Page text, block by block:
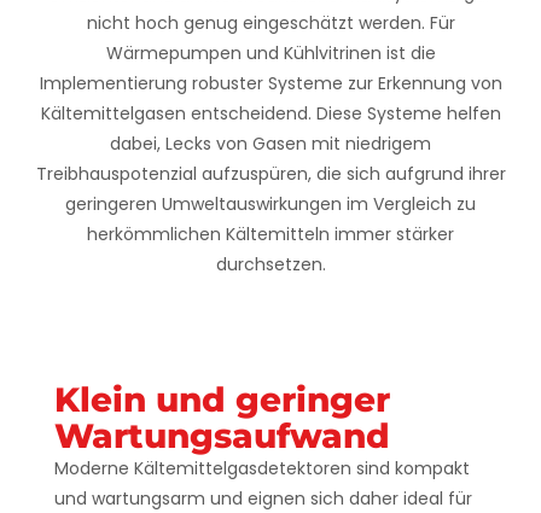
nicht hoch genug eingeschätzt werden. Für
Wärmepumpen und Kühlvitrinen ist die
Implementierung robuster Systeme zur Erkennung von
Kältemittelgasen entscheidend. Diese Systeme helfen
dabei, Lecks von Gasen mit niedrigem
Treibhauspotenzial aufzuspüren, die sich aufgrund ihrer
geringeren Umweltauswirkungen im Vergleich zu
herkömmlichen Kältemitteln immer stärker
durchsetzen.
Klein und geringer
Wartungsaufwand
Moderne Kältemittelgasdetektoren sind kompakt
und wartungsarm und eignen sich daher ideal für